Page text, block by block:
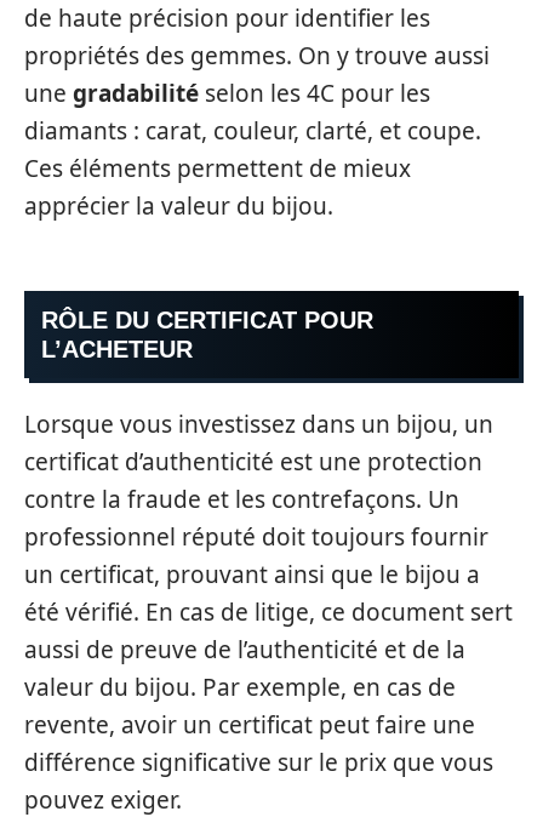
de haute précision pour identifier les
propriétés des gemmes. On y trouve aussi
une gradabilité selon les 4C pour les
diamants : carat, couleur, clarté, et coupe.
Ces éléments permettent de mieux
apprécier la valeur du bijou.
RÔLE DU CERTIFICAT POUR
L’ACHETEUR
Lorsque vous investissez dans un bijou, un
certificat d’authenticité est une protection
contre la fraude et les contrefaçons. Un
professionnel réputé doit toujours fournir
un certificat, prouvant ainsi que le bijou a
été vérifié. En cas de litige, ce document sert
aussi de preuve de l’authenticité et de la
valeur du bijou. Par exemple, en cas de
revente, avoir un certificat peut faire une
différence significative sur le prix que vous
pouvez exiger.